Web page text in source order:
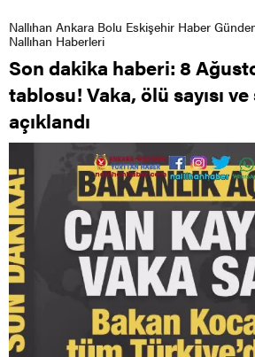
Nallıhan Ankara Bolu Eskişehir Haber
Nallıhan Haberleri
Son dakika haberi: 8
tablosu! Vaka, ölü sayısı
açıklandı